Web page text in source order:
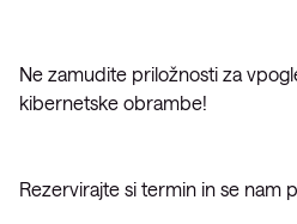
Ne zamudite priložnosti za
kibernetske obrambe!
Rezervirajte si termin in se nam